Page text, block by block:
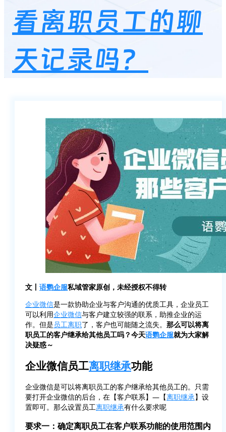
看离职员工的聊
天记录吗？
文丨 语鹦企服私域管家原创，未经授权不得转
企业微信是一款协助企业与客户沟通的优质工具，企业员工
可以利用企业微信与客户建立较强的联系，助推企业的运
作。但是员工离职了，客户也可能随之流失。 那么可以将离
职员工的客户继承给其他员工吗？今天语鹦企服就为大家解
决疑惑～
企业微信员工离职继承功能
企业微信是可以将离职员工的客户继承给其他员工的。只需
要打开企业微信的后台，在【客户联系】—【离职继承】设
置即可。那么设置员工离职继承有什么要求呢
要求一：确定离职员工在客户联系功能的使用范围内